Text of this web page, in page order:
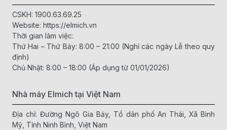
Thao tác sử dụng đơn giản
Để sử dụng lọ xay tiêu cầm tay Elmich, bạn chỉ cần thực hiện
CSKH: 1900.63.69.25
Website: https://elmich.vn
Thời gian làm việc:
Thứ Hai – Thứ Bảy: 8:00 – 21:00 (Nghỉ các ngày Lễ theo quy
định)
Chủ Nhật: 8:00 – 18:00 (Áp dụng từ 01/01/2026)
Nhà máy Elmich tại Việt Nam
Địa chỉ: Đường Ngô Gia Bảy, Tổ dân phố An Thái, Xã Bình
Mỹ, Tỉnh Ninh Bình, Việt Nam